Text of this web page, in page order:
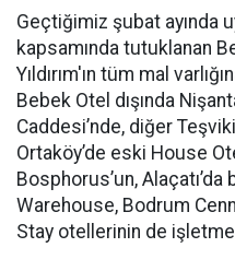
Geçtiğimiz şubat ayında
kapsamında tutuklanan
Yıldırım'ın tüm mal
Bebek Otel dışında
Caddesi’nde, diğer
Ortaköy’de eski House
Bosphorus’un,
Warehouse, Bodrum
Stay otellerinin de